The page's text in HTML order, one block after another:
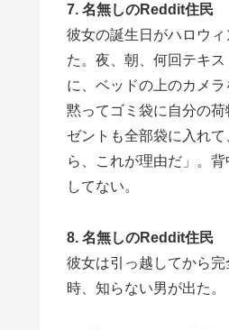
7. 名無しのReddit住民
彼女の誕生日がハロウ
た。夜、朝、何回テキ
に、ベッドの上のカメ
黙ってゴミ袋に自分の
ゼントも全部袋に入れ
ら、これが理由だ」。
してない。
8. 名無しのReddit住民
彼女は引っ越してから
時、知らない男が出た